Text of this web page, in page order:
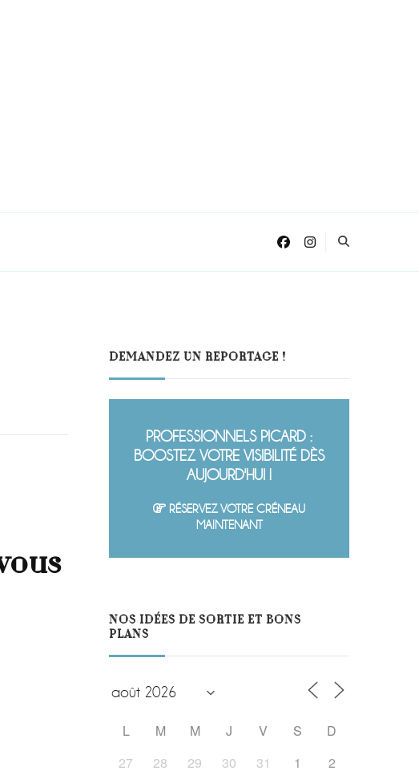
DEMANDEZ UN REPORTAGE !
PROFESSIONNELS PICARD :
BOOSTEZ VOTRE VISIBILITÉ DÈS
AUJOURD'HUI !
RÉSERVEZ VOTRE CRÉNEAU
MAINTENANT
NOS IDÉES DE SORTIE ET BONS
PLANS
L M M J V S
D
27
28 29 30 31 1
2